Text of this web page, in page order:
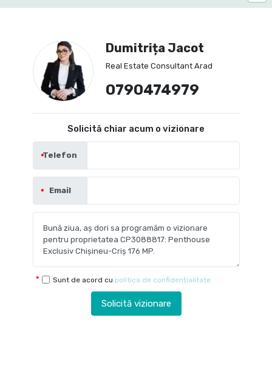
Dumitrița Jacot
Real Estate Consultant Arad
0790474979
Solicită chiar acum o vizionare
Telefon
Email
Sunt de acord cu politica de confidențialitate
Solicită vizionare